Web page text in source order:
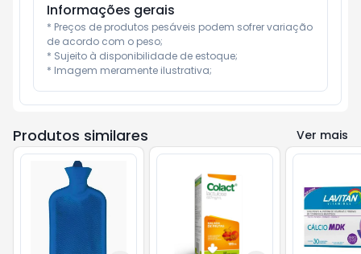
Informações gerais
* Preços de produtos pesáveis podem sofrer variação
de acordo com o peso;
* Sujeito à disponibilidade de estoque;
* Imagem meramente ilustrativa;
Produtos similares Ver mais